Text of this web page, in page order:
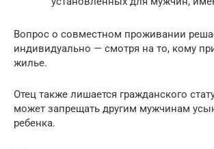
Вопрос о совместном проживании
индивидуально — смотря на то, кому
жилье.
Отец также лишается гражданского
может запрещать другим мужчинам
ребенка.